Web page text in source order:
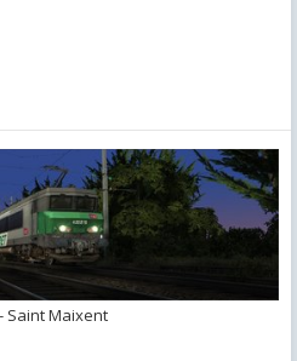
Saint Maixent